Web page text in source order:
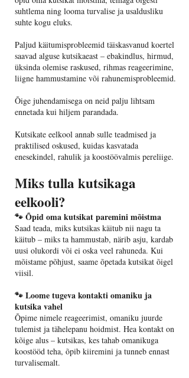
suhtlema ning looma turvalise ja usaldusliku
suhte kogu eluks.
Paljud käitumisprobleemid täiskasvanud koertel
saavad alguse kutsikaeast – ebakindlus, hirmud,
üksinda olemise raskused, rihmas reageerimine,
liigne hammustamine või rahunemisprobleemid.
Õige juhendamisega on neid palju lihtsam
ennetada kui hiljem parandada.
Kutsikate eelkool annab sulle teadmised ja
praktilised oskused, kuidas kasvatada
enesekindel, rahulik ja koostöövalmis pereliige.
Miks tulla kutsikaga
eelkooli?
🐾 Õpid oma kutsikat paremini mõistma
Saad teada, miks kutsikas käitub nii nagu ta
käitub – miks ta hammustab, närib asju, kardab
uusi olukordi või ei oska veel rahuneda. Kui
mõistame põhjust, saame õpetada kutsikat õigel
viisil.
🐾 Loome tugeva kontakti omaniku ja
kutsika vahel
Õpime nimele reageerimist, omaniku juurde
tulemist ja tähelepanu hoidmist. Hea kontakt on
kõige alus – kutsikas, kes tahab omanikuga
koostööd teha, õpib kiiremini ja tunneb ennast
turvalisemalt.